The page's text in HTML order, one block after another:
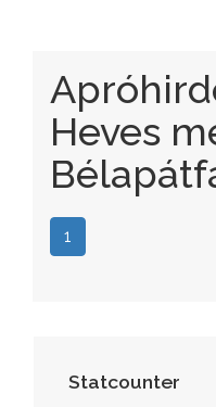
Heves
1
Statcounter